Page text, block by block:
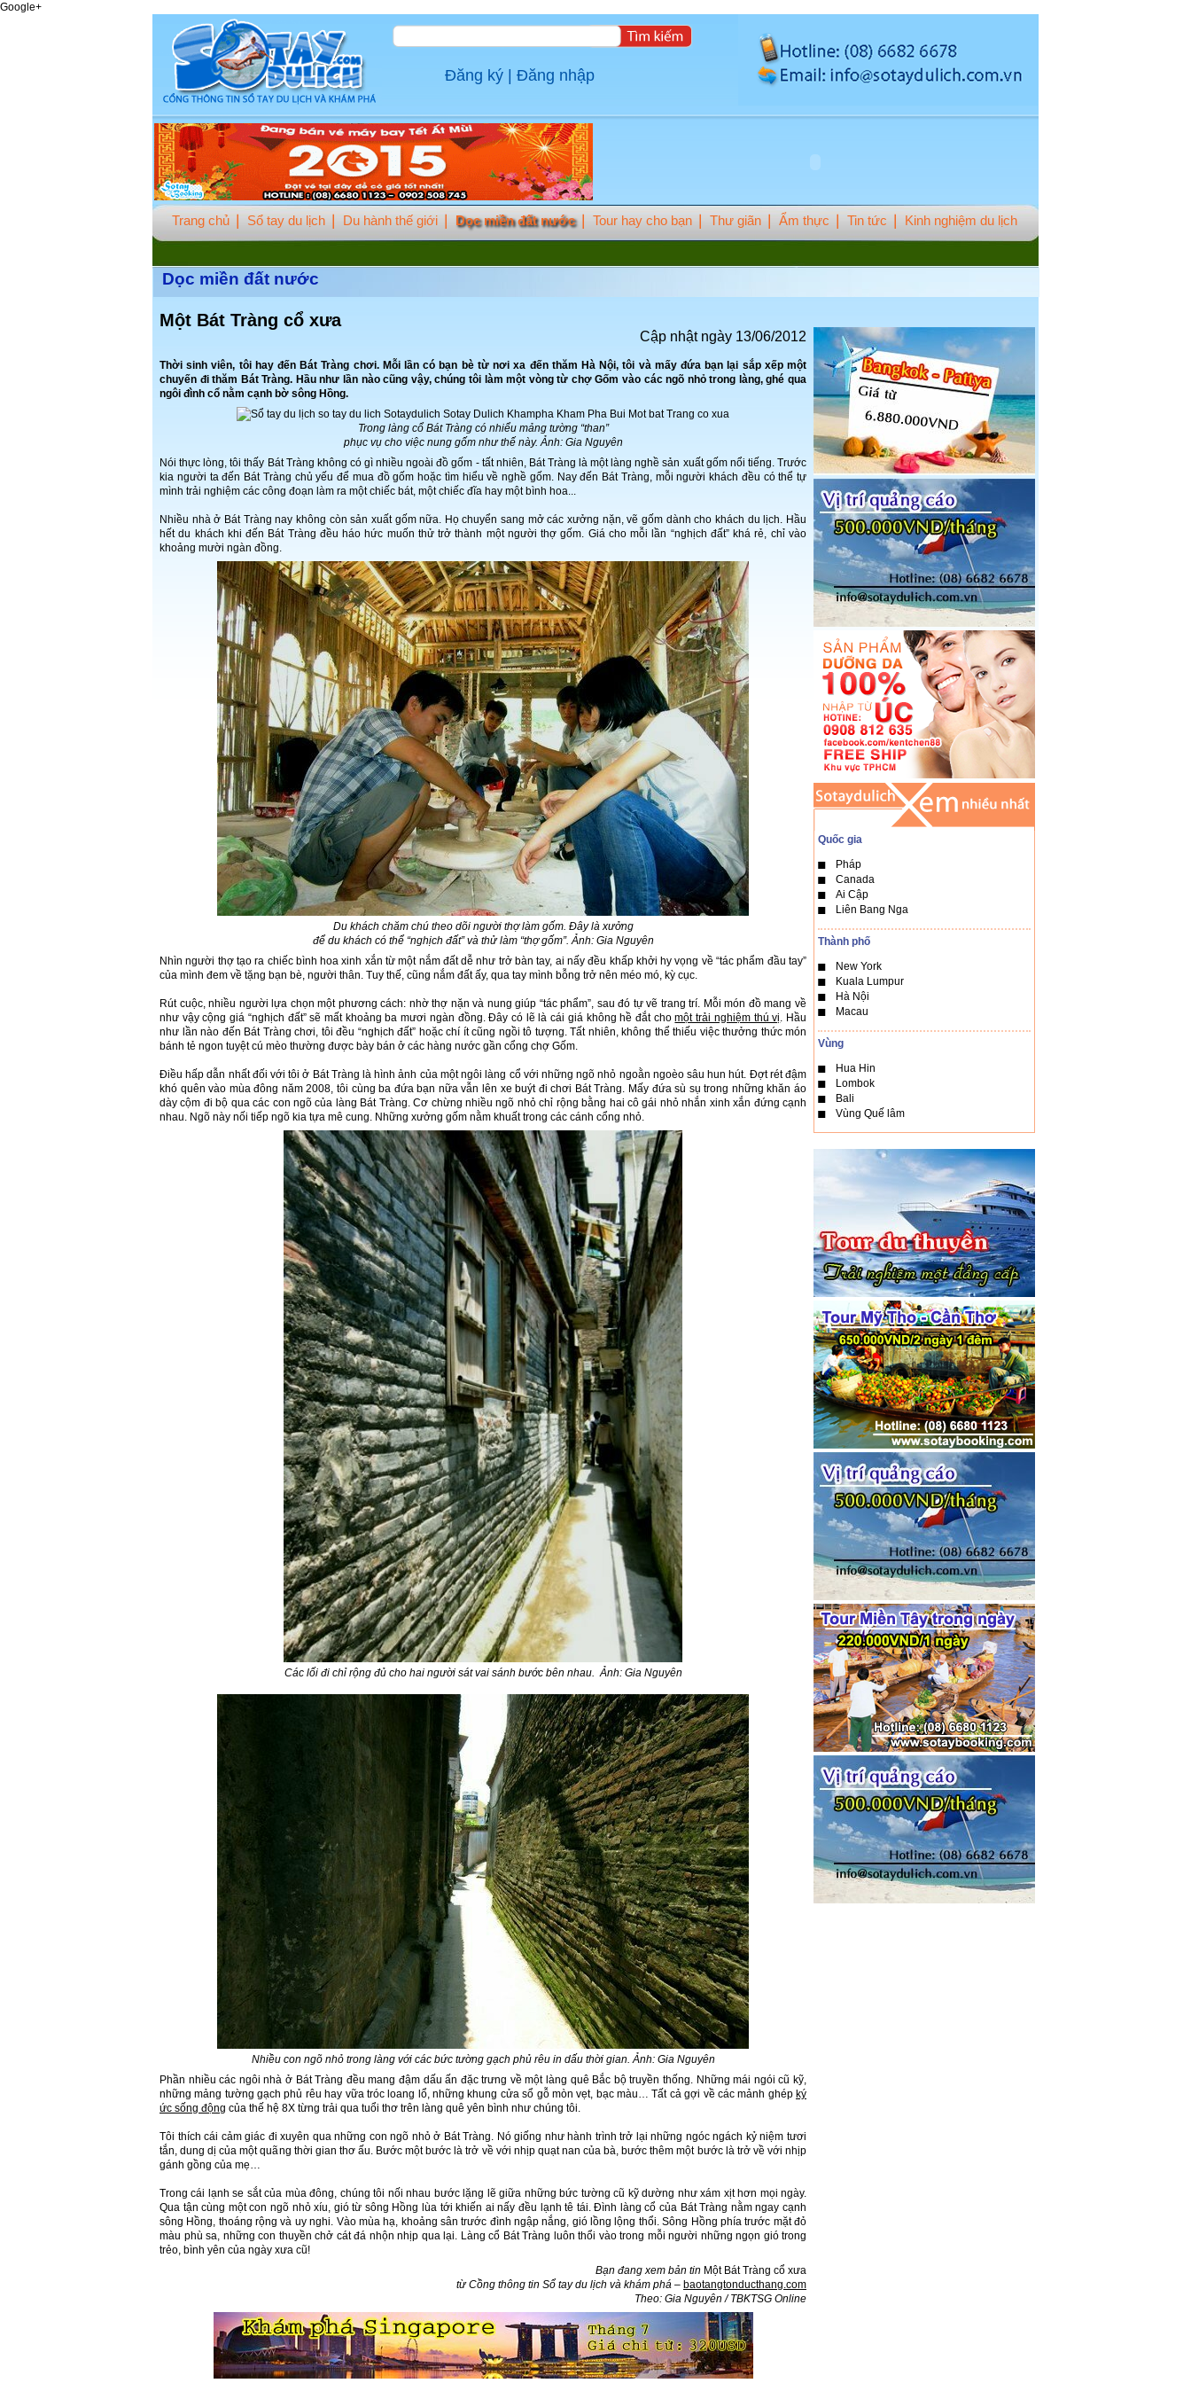
Google+
Đăng ký Đăng nhập
Trang chủ Sổ tay du lịch Du hành thế giới Dọc miền đất nước Tour hay cho bạn Thư giãn Ẩm thực Tin tức Kinh nghiệm du lịch
Dọc miền đất nước
Một Bát Tràng cổ xưa
Cập nhật ngày 13/06/2012
Thời sinh viên, tôi hay đến Bát Tràng chơi. Mỗi lần có bạn bè từ nơi xa đến thăm Hà Nội, tôi và mấy đứa bạn lại sắp xếp một
chuyến đi thăm Bát Tràng. Hầu như lần nào cũng vậy, chúng tôi làm một vòng từ chợ Gốm vào các ngõ nhỏ trong làng, ghé qua
ngôi đình cổ nằm cạnh bờ sông Hồng.
Trong làng cổ Bát Tràng có nhiểu mảng tường “than”
phục vụ cho việc nung gốm như thế này. Ảnh: Gia Nguyên
Nói thực lòng, tôi thấy Bát Tràng không có gì nhiều ngoài đồ gốm - tất nhiên, Bát Tràng là một làng nghề sản xuất gốm nổi tiếng. Trước
kia người ta đến Bát Tràng chủ yếu để mua đồ gốm hoặc tìm hiểu về nghề gốm. Nay đến Bát Tràng, mỗi người khách đều có thể tự
mình trải nghiệm các công đoạn làm ra một chiếc bát, một chiếc đĩa hay một bình hoa...
Nhiều nhà ở Bát Tràng nay không còn sản xuất gốm nữa. Họ chuyển sang mở các xưởng nặn, vẽ gốm dành cho khách du lịch. Hầu
hết du khách khi đến Bát Tràng đều háo hức muốn thử trở thành một người thợ gốm. Giá cho mỗi lần “nghịch đất” khá rẻ, chỉ vào
khoảng mười ngàn đồng.
Du khách chăm chú theo dõi người thợ làm gốm. Đây là xưởng
để du khách có thể “nghịch đất” và thử làm “thợ gốm”. Ảnh: Gia Nguyên
Nhìn người thợ tạo ra chiếc bình hoa xinh xắn từ một nắm đất dễ như trở bàn tay, ai nấy đều khấp khởi hy vọng về “tác phẩm đầu tay”
của mình đem về tặng bạn bè, người thân. Tuy thế, cũng nắm đất ấy, qua tay mình bỗng trở nên méo mó, kỳ cục.
Rút cuộc, nhiều người lựa chọn một phương cách: nhờ thợ nặn và nung giúp “tác phẩm”, sau đó tự vẽ trang trí. Mỗi món đồ mang về
như vậy cộng giá “nghịch đất” sẽ mất khoảng ba mươi ngàn đồng. Đây có lẽ là cái giá không hề đắt chomột trải nghiệm thú vị. Hầu
như lần nào đến Bát Tràng chơi, tôi đều “nghịch đất” hoặc chí ít cũng ngồi tô tượng. Tất nhiên, không thể thiếu việc thưởng thức món
bánh tẻ ngon tuyệt cú mèo thường được bày bán ở các hàng nước gần cổng chợ Gốm.
Điều hấp dẫn nhất đối với tôi ở Bát Tràng là hình ảnh của một ngôi làng cổ với những ngõ nhỏ ngoằn ngoèo sâu hun hút. Đợt rét đậm
khó quên vào mùa đông năm 2008, tôi cùng ba đứa bạn nữa vẫn lên xe buýt đi chơi Bát Tràng. Mấy đứa sù sụ trong những khăn áo
dày cộm đi bộ qua các con ngõ của làng Bát Tràng. Cơ chừng nhiều ngõ nhỏ chỉ rộng bằng hai cô gái nhỏ nhắn xinh xắn đứng cạnh
nhau. Ngõ này nối tiếp ngõ kia tựa mê cung. Những xưởng gốm nằm khuất trong các cánh cổng nhỏ.
Các lối đi chỉ rộng đủ cho hai người sát vai sánh bước bên nhau. Ảnh: Gia Nguyên
Nhiều con ngõ nhỏ trong làng với các bức tường gạch phủ rêu in dấu thời gian. Ảnh: Gia Nguyên
Phần nhiều các ngôi nhà ở Bát Tràng đều mang đậm dấu ấn đặc trưng về một làng quê Bắc bộ truyền thống. Những mái ngói cũ kỹ,
những mảng tường gạch phủ rêu hay vữa tróc loang lổ, những khung cửa sổ gỗ mòn vẹt, bạc màu… Tất cả gợi về các mảnh ghép ký
ức sống động của thế hệ 8X từng trải qua tuổi thơ trên làng quê yên bình như chúng tôi.
Tôi thích cái cảm giác đi xuyên qua những con ngõ nhỏ ở Bát Tràng. Nó giống như hành trình trở lại những ngóc ngách kỷ niệm tươi
tắn, dung dị của một quãng thời gian thơ ấu. Bước một bước là trở về với nhịp quạt nan của bà, bước thêm một bước là trở về với nhịp
gánh gồng của mẹ…
Trong cái lạnh se sắt của mùa đông, chúng tôi nối nhau bước lặng lẽ giữa những bức tường cũ kỹ dường như xám xịt hơn mọi ngày.
Qua tận cùng một con ngõ nhỏ xíu, gió từ sông Hồng lùa tới khiến ai nấy đều lạnh tê tái. Đình làng cổ của Bát Tràng nằm ngay cạnh
sông Hồng, thoáng rộng và uy nghi. Vào mùa hạ, khoảng sân trước đình ngập nắng, gió lồng lộng thổi. Sông Hồng phía trước mặt đỏ
màu phù sa, những con thuyền chở cát đá nhộn nhịp qua lại. Làng cổ Bát Tràng luôn thổi vào trong mỗi người những ngọn gió trong
trẻo, bình yên của ngày xưa cũ!
Bạn đang xem bản tin Một Bát Tràng cổ xưa
từ Cồng thông tin Sổ tay du lịch và khám phá – baotangtonducthang.com
Theo: Gia Nguyên / TBKTSG Online
Quốc gia
Pháp
Canada
Ai Cập
Liên Bang Nga
Thành phố
New York
Kuala Lumpur
Hà Nội
Macau
Vùng
Hua Hin
Lombok
Bali
Vùng Quế lâm